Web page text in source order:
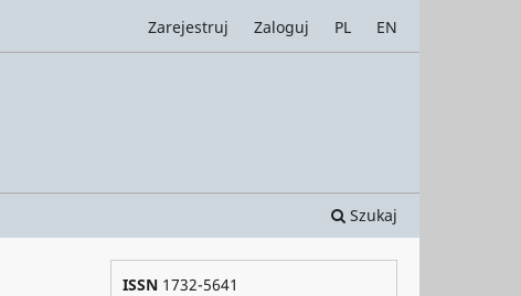
Szukaj
Zarejestruj Zaloguj PL EN
ISSN 1732-5641